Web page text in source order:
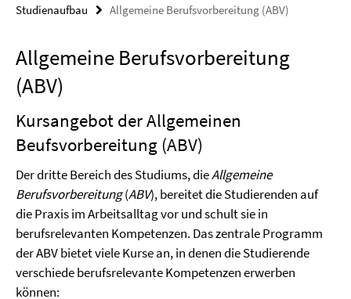
Studienaufbau
Allgemeine Berufsvorbereitung (ABV)
Allgemeine Berufsvorbereitung
(ABV)
Kursangebot der Allgemeinen
Beufsvorbereitung (ABV)
Der dritte Bereich des Studiums, dieAllgemeine
Berufsvorbereitung(ABV), bereitet die Studierenden auf
die Praxis im Arbeitsalltag vor und schult sie in
berufsrelevanten Kompetenzen. Das zentrale Programm
der ABV bietet viele Kurse an, in denen die Studierende
verschiede berufsrelevante Kompetenzen erwerben
können: